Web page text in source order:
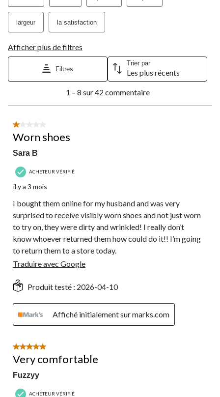
largeur la satisfaction
Afficher plus de filtres
Filtres
Trier par
Les plus récents
8
42
commentaire.
1 – 8 sur 42 commentaire
1 étoile(s) sur 5.
Worn shoes
Sara B
ACHETEUR VÉRIFIÉ
il y a 3 mois
I bought them online for my husband and was very
surprised to receive visibly worn shoes and not just worn
to try on, they were dirty and wrinkled! I really don’t
know whoever returned them how could do it!! I’m going
to return them to a store today.
Traduire avec Google
Produit testé : 2026-04-10
Affiché initialement sur marks.com
5 étoile(s) sur 5.
Very comfortable
Fuzzyy
ACHETEUR VÉRIFIÉ